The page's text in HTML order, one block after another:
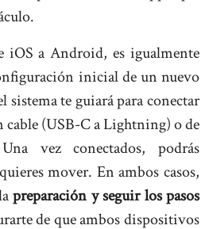
iOS a Android, es igualmente
inicial de un nuevo
te guiará para conectar
(USB-C a Lightning) o de
vez conectados, podrás
mover. En ambos casos,
preparación y seguir los pasos
de que ambos dispositivos